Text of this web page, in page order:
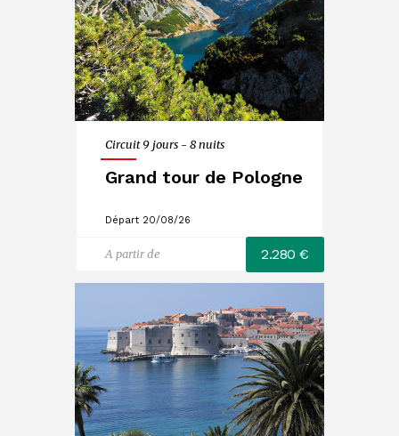
Circuit 9 jours - 8 nuits
Grand tour de Pologne
Départ 20/08/26
A partir de 2.280 €